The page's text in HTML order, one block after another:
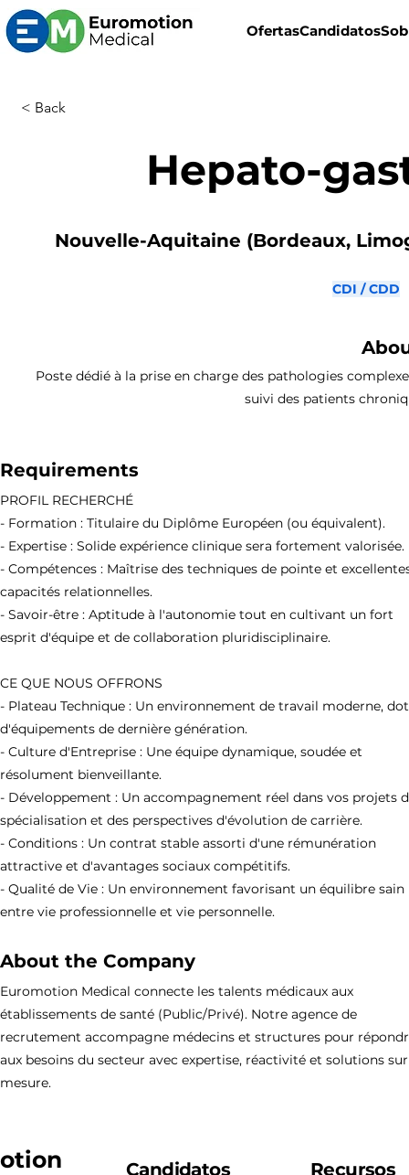
OfertasCandidatos
< Back
Hepato-
Nouvelle-Aquitaine (Bordeaux,
CDI / CDD
Poste dédié à la prise en charge des pathologies
suivi des patients
Requirements
PROFIL RECHERCHÉ
- Formation : Titulaire du Diplôme Européen (ou équivalent).
- Expertise : Solide expérience clinique sera fortement valorisée.
- Compétences : Maîtrise des techniques de pointe et
capacités relationnelles.
- Savoir-être : Aptitude à l'autonomie tout en cultivant un fort
esprit d'équipe et de collaboration pluridisciplinaire.
CE QUE NOUS OFFRONS
- Plateau Technique : Un environnement de travail moderne,
d'équipements de dernière génération.
- Culture d'Entreprise : Une équipe dynamique, soudée et
résolument bienveillante.
- Développement : Un accompagnement réel dans vos projets
spécialisation et des perspectives d'évolution de carrière.
- Conditions : Un contrat stable assorti d'une rémunération
attractive et d'avantages sociaux compétitifs.
- Qualité de Vie : Un environnement favorisant un équilibre sain
entre vie professionnelle et vie personnelle.
About the Company
Euromotion Medical connecte les talents médicaux aux
établissements de santé (Public/Privé). Notre agence de
recrutement accompagne médecins et structures pour
aux besoins du secteur avec expertise, réactivité et solutions sur
mesure.
Candidatos Recursos